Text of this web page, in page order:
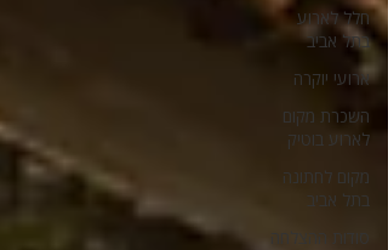
חלל לארוע
בתל אביב
ארועי יוקרה
השכרת מקום
לארוע בוטיק
מקום לחתונה
בתל אביב
סודות ההצלחה